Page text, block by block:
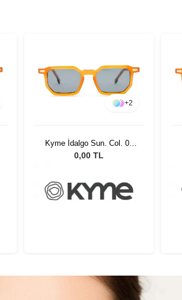
+2
Kyme İdalgo Sun. Col. 05
Unisex Güneş Gözlüğü
0,00 TL